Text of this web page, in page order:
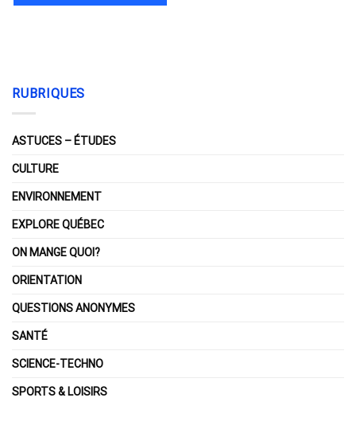
RUBRIQUES
ASTUCES – ÉTUDES
CULTURE
ENVIRONNEMENT
EXPLORE QUÉBEC
ON MANGE QUOI?
ORIENTATION
QUESTIONS ANONYMES
SANTÉ
SCIENCE-TECHNO
SPORTS & LOISIRS